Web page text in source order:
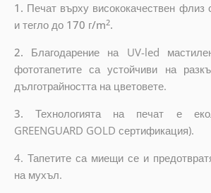
1. Печат върху висококачествен флиз
и тегло до170 г/m2.
2. Благодарение на UV-led
фототапетите са устойчиви на
дълготрайността на цветовете.
3.Технологията на печат е
GREENGUARD GOLD сертификация).
4. Тапетите са миещи се и
на мухъл.